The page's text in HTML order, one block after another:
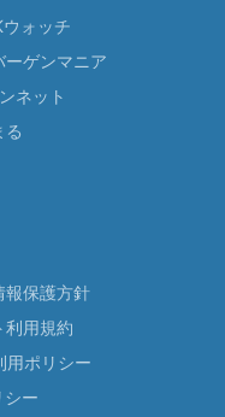
ウォッチ
ーゲンマニア
ネット
る
報保護方針
利用規約
用ポリシー
シー